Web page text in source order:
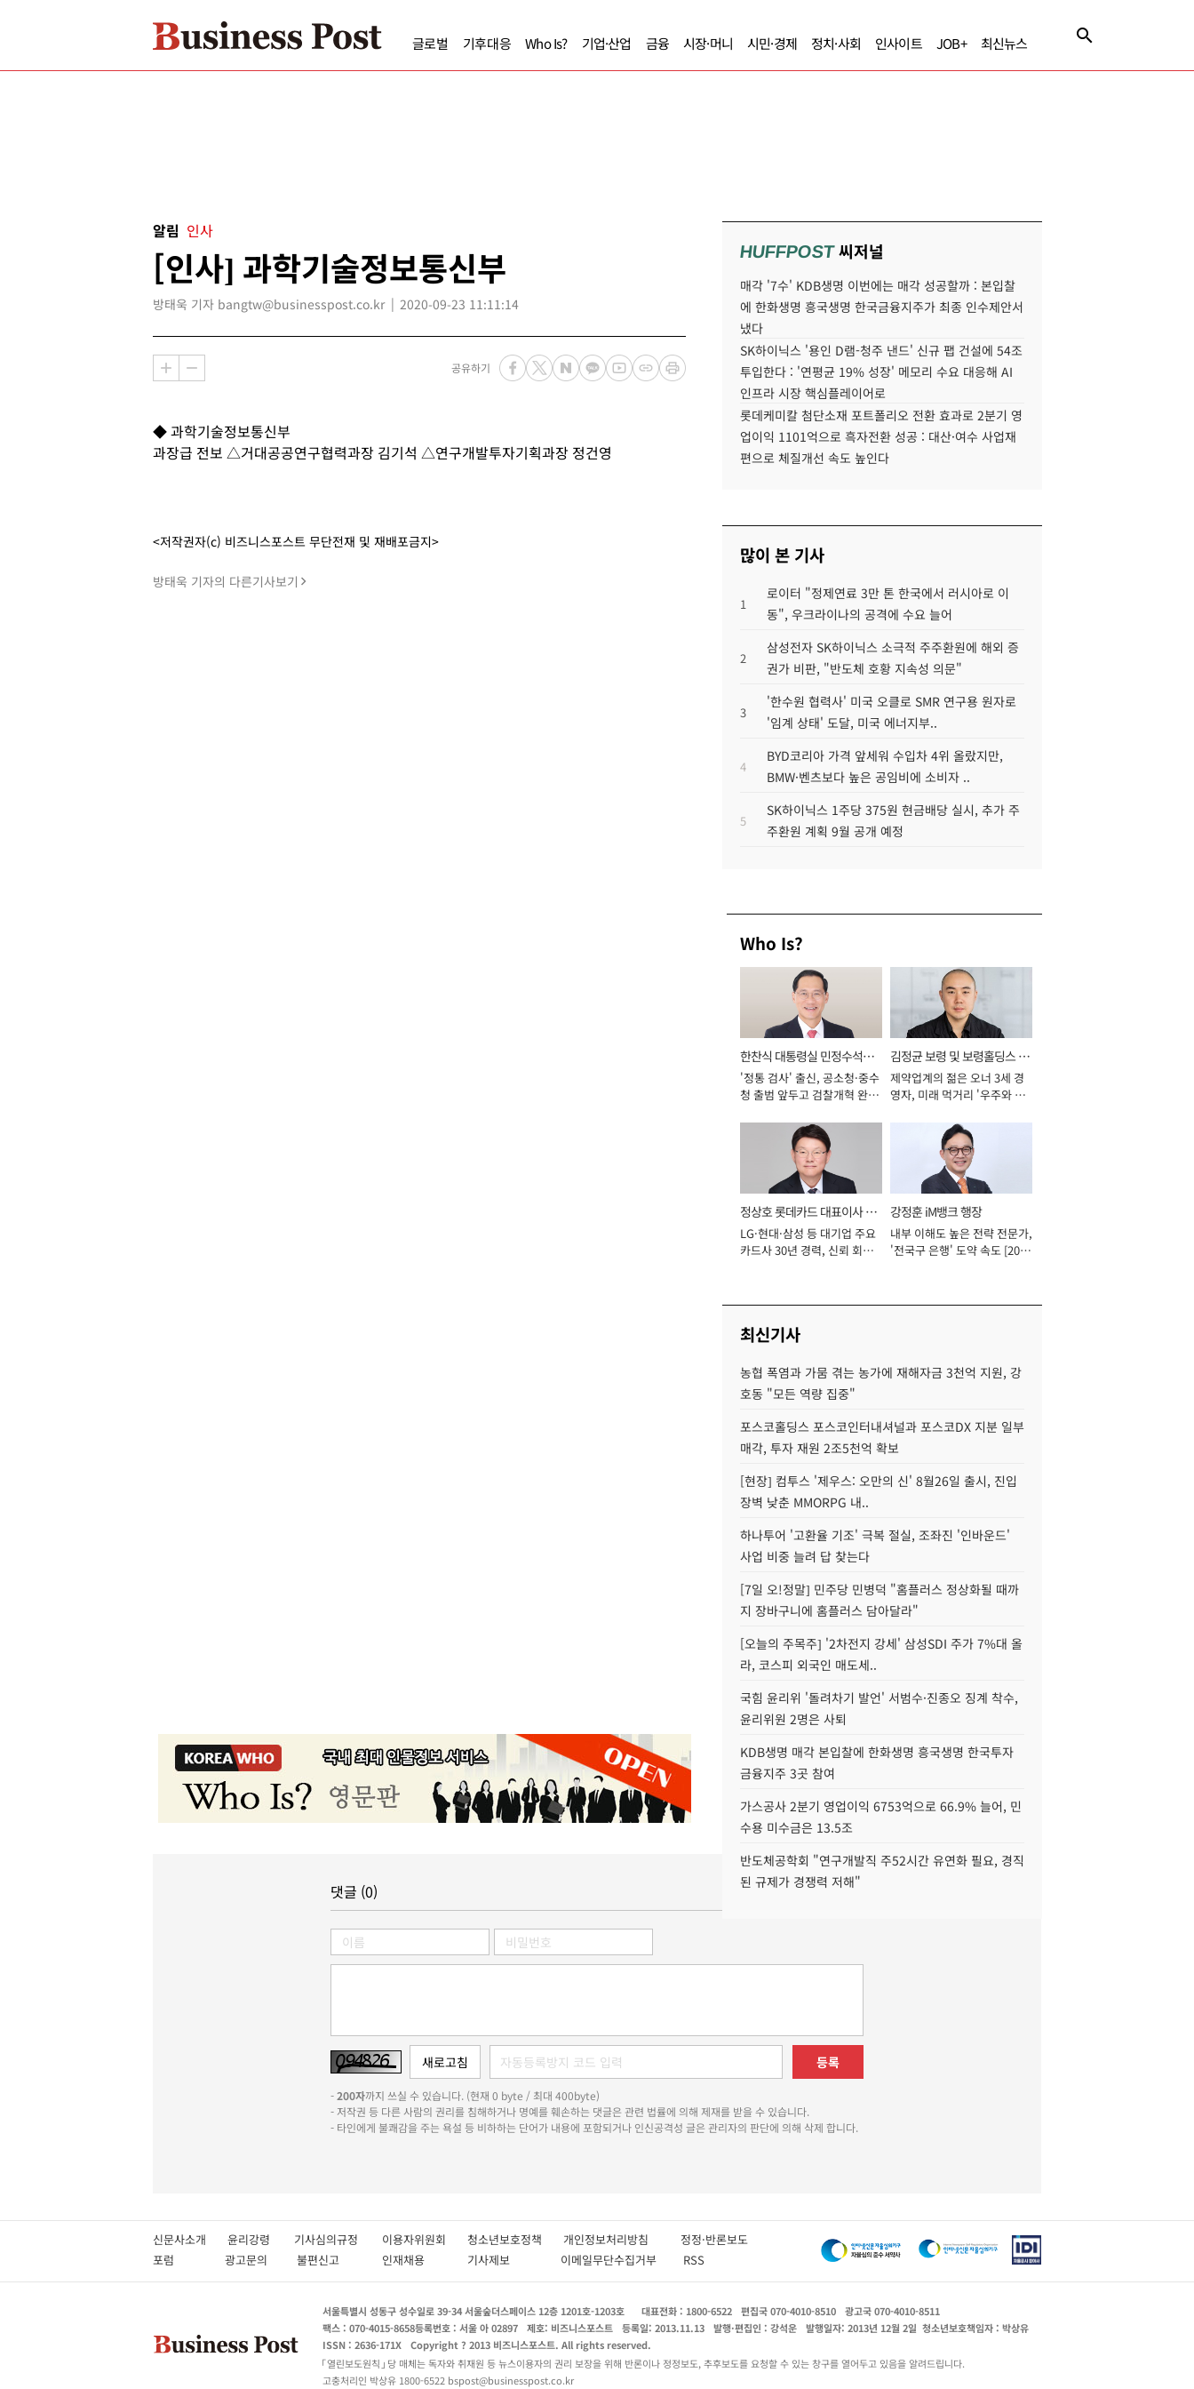
글로벌 기후대응 Who Is? 기업·산업 금융 시장·머니 시민·경제 정치·사회 인사이트 JOB+ 최신뉴스
알림 인사
[인사] 과학기술정보통신부
방태욱 기자 bangtw@businesspost.co.kr 2020-09-23 11:11:14
공유하기
◆ 과학기술정보통신부
과장급 전보 △거대공공연구협력과장 김기석 △연구개발투자기획과장 정건영
<저작권자(c) 비즈니스포스트 무단전재 및 재배포금지>
방태욱 기자의 다른기사보기
HUFFPOST씨저널
매각 '7수' KDB생명 이번에는 매각 성공할까 : 본입찰
에 한화생명 흥국생명 한국금융지주가 최종 인수제안서
냈다
SK하이닉스 '용인 D램-청주 낸드' 신규 팹 건설에 54조
투입한다 : '연평균 19% 성장' 메모리 수요 대응해 AI
인프라 시장 핵심플레이어로
롯데케미칼 첨단소재 포트폴리오 전환 효과로 2분기 영
업이익 1101억으로 흑자전환 성공 : 대산·여수 사업재
편으로 체질개선 속도 높인다
많이 본 기사
1
로이터 "정제연료 3만 톤 한국에서 러시아로 이
동", 우크라이나의 공격에 수요 늘어
2
삼성전자 SK하이닉스 소극적 주주환원에 해외 증
권가 비판, "반도체 호황 지속성 의문"
3
'한수원 협력사' 미국 오클로 SMR 연구용 원자로
'임계 상태' 도달, 미국 에너지부..
4
BYD코리아 가격 앞세워 수입차 4위 올랐지만,
BMW·벤츠보다 높은 공임비에 소비자 ..
5
SK하이닉스 1주당 375원 현금배당 실시, 추가 주
주환원 계획 9월 공개 예정
Who Is?
한찬식 대통령실 민정수석비
서관
'정통 검사' 출신, 공소청·중수
청 출범 앞두고 검찰개혁 완수
김정균 보령 및 보령홀딩스 대
표이사 사장
제약업계의 젊은 오너 3세 경
영자, 미래 먹거리 '우주와 헬
정상호 롯데카드 대표이사 사
장
LG·현대·삼성 등 대기업 주요
카드사 30년 경력, 신뢰 회복
강정훈 iM뱅크 행장
내부 이해도 높은 전략 전문가,
'전국구 은행' 도약 속도 [2026
최신기사
농협 폭염과 가뭄 겪는 농가에 재해자금 3천억 지원, 강
호동 "모든 역량 집중"
포스코홀딩스 포스코인터내셔널과 포스코DX 지분 일부
매각, 투자 재원 2조5천억 확보
[현장] 컴투스 '제우스: 오만의 신' 8월26일 출시, 진입
장벽 낮춘 MMORPG 내..
하나투어 '고환율 기조' 극복 절실, 조좌진 '인바운드'
사업 비중 늘려 답 찾는다
[7일 오!정말] 민주당 민병덕 "홈플러스 정상화될 때까
지 장바구니에 홈플러스 담아달라"
[오늘의 주목주] '2차전지 강세' 삼성SDI 주가 7%대 올
라, 코스피 외국인 매도세..
국힘 윤리위 '돌려차기 발언' 서범수·진종오 징계 착수,
윤리위원 2명은 사퇴
KDB생명 매각 본입찰에 한화생명 흥국생명 한국투자
금융지주 3곳 참여
가스공사 2분기 영업이익 6753억으로 66.9% 늘어, 민
수용 미수금은 13.5조
반도체공학회 "연구개발직 주52시간 유연화 필요, 경직
된 규제가 경쟁력 저해"
댓글 (0)
등록
-200자까지 쓰실 수 있습니다. (현재 0 byte / 최대 400byte)
- 저작권 등 다른 사람의 권리를 침해하거나 명예를 훼손하는 댓글은 관련 법률에 의해 제재를 받을 수 있습니다.
- 타인에게 불쾌감을 주는 욕설 등 비하하는 단어가 내용에 포함되거나 인신공격성 글은 관리자의 판단에 의해 삭제 합니다.
신문사소개 윤리강령 기사심의규정 이용자위원회 청소년보호정책 개인정보처리방침 정정·반론보도
포럼
광고문의 불편신고 인재채용 기사제보 이메일무단수집거부 RSS
서울특별시 성동구 성수일로 39-34 서울숲더스페이스 12층 1201호-1203호 대표전화 : 1800-6522 편집국 070-4010-8510
광고국 070-4010-8511
팩스 : 070-4015-8658등록번호 : 서울 아 02897 제호: 비즈니스포스트 등록일: 2013.11.13 발행·편집인 : 강석운 발행일자: 2013년 12월 2일 청소년보호책임자 : 박상유
ISSN : 2636-171X
Copyright ? 2013 비즈니스포스트. All rights reserved.
열린보도원칙
당 매체는 독자와 취재원 등 뉴스이용자의 권리 보장을 위해 반론이나 정정보도, 추후보도를 요청할 수 있는 창구를 열어두고 있음을 알려드립니다.
고충처리인 박상유 1800-6522 bspost@businesspost.co.kr